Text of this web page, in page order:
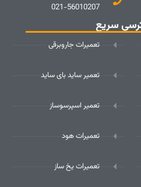
021-56010207
سریع
تعمیرات جاروبرقی
تعمیر ساید بای ساید
تعمیر اسپرسوساز
تعمیرات هود
تعمیرات یخ ساز